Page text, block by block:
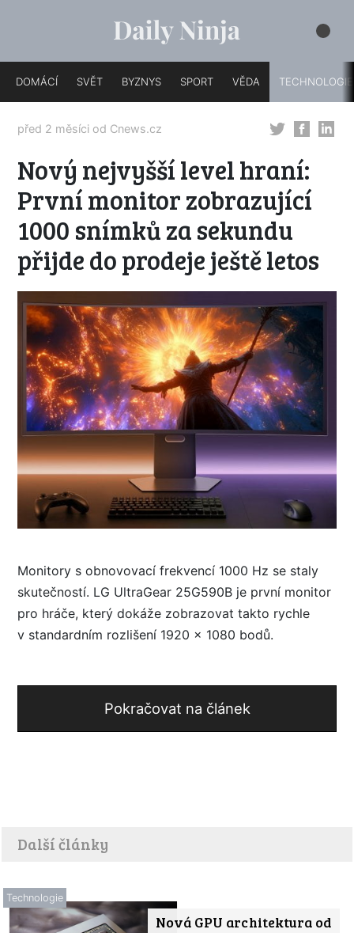
DOMÁCÍ SVĚT BYZNYS SPORT VĚDA TECHNOLOGIE
před 2 měsíci od Cnews.cz
Nový nejvyšší level hraní:
První monitor zobrazující
1000 snímků za sekundu
přijde do prodeje ještě letos
Monitory s obnovovací frekvencí 1000 Hz se staly
skutečností. LG UltraGear 25G590B je první monitor
pro hráče, který dokáže zobrazovat takto rychle
v standardním rozlišení 1920 × 1080 bodů.
Pokračovat na článek
Další články
Nová GPU architektura od
Technologie